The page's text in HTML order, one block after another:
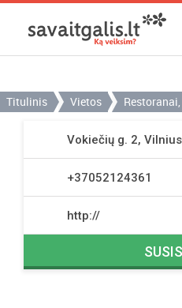
Titulinis Vietos
Vokiečių g. 2, Vilnius
+37052124361
http://